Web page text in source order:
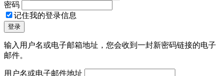
密码
记住我的登录信息
输入用户名或电子邮箱地址，您会收到一封新密码链接的电子
邮件。
用户名或电子邮件地址